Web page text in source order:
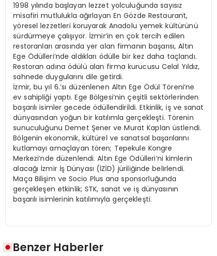
1998 yılında başlayan lezzet yolculuğunda sayısız
misafiri mutlulukla ağırlayan En Gözde Restaurant,
yöresel lezzetleri koruyarak Anadolu yemek kültürünü
sürdürmeye çalışıyor. İzmir’in en çok tercih edilen
restoranları arasında yer alan firmanın başarısı, Altın
Ege Ödülleri’nde aldıkları ödülle bir kez daha taçlandı.
Restoran adına ödülü alan firma kurucusu Celal Yıldız,
sahnede duygularını dile getirdi.
İzmir, bu yıl 6.’sı düzenlenen Altın Ege Ödül Töreni’ne
ev sahipliği yaptı. Ege Bölgesi’nin çeşitli sektörlerinden
başarılı isimler gecede ödüllendirildi. Etkinlik, iş ve sanat
dünyasından yoğun bir katılımla gerçekleşti. Törenin
sunuculuğunu Demet Şener ve Murat Kaplan üstlendi.
Bölgenin ekonomik, kültürel ve sanatsal başarılarını
kutlamayı amaçlayan tören; Tepekule Kongre
Merkezi’nde düzenlendi. Altın Ege Ödülleri’ni kimlerin
alacağı İzmir İş Dünyası (İZİD) jüriliğinde belirlendi.
Maça Bilişim ve Socio Plus ana sponsorluğunda
gerçekleşen etkinlik; STK, sanat ve iş dünyasının
başarılı isimlerinin katılımıyla gerçekleşti.
Benzer Haberler